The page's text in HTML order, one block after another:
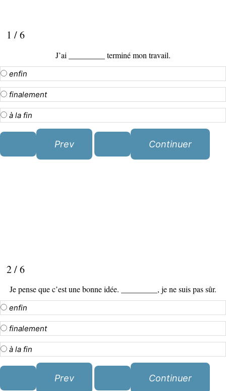
1 / 6
J’ai _________ terminé mon travail.
enfin
finalement
à la fin
2 / 6
Je pense que c’est une bonne idée. _________, je ne suis pas sûr.
enfin
finalement
à la fin